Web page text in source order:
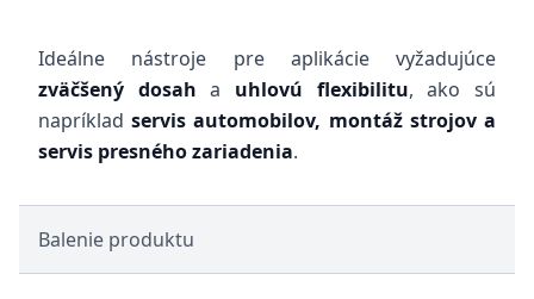
Ideálne nástroje pre aplikácie vyžadujúce
zväčšený dosah a uhlovú flexibilitu, ako sú
napríkladservis automobilov, montáž strojov a
servis presného zariadenia.
Balenie produktu